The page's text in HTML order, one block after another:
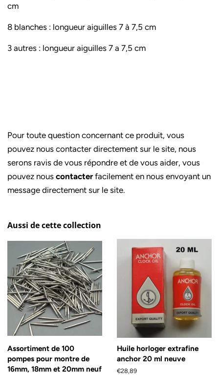
cm
8 blanches : longueur aiguilles 7 à 7,5 cm
3 autres : longueur aiguilles 7 a 7,5 cm
Pour toute question concernant ce produit, vous
pouvez nous contacter directement sur le site, nous
serons ravis de vous répondre et de vous aider, vous
pouvez nous contacterfacilement en nous envoyant un
message directement sur le site.
Aussi de cette collection
Assortiment de 100
pompes pour montre de
16mm, 18mm et 20mm neuf
Huile horloger extrafine
anchor 20 ml neuve
Prix
€28,89